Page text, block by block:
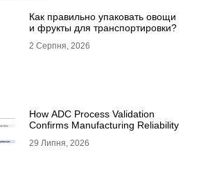
Как правильно упаковать овощи
и фрукты для транспортировки?
2 Серпня, 2026
How ADC Process Validation
Confirms Manufacturing Reliability
29 Липня, 2026